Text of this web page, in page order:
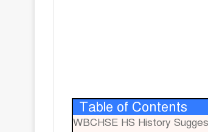
Table of Contents
WBCHSE HS History